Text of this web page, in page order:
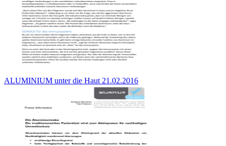
ALUMINIUM unter die Haut 21.02.2016